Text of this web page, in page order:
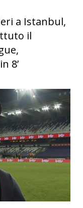
a Istanbul,
il
8’